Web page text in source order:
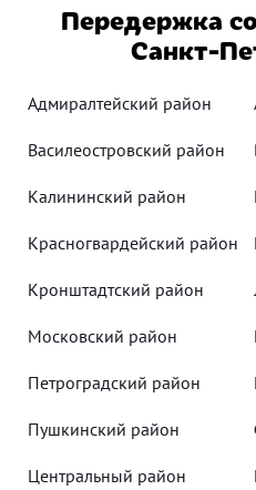
Передержка
Санкт-
Адмиралтейский район
Василеостровский район
Калининский район
Красногвардейский район
Кронштадтский район
Московский район
Петроградский район
Пушкинский район
Центральный район